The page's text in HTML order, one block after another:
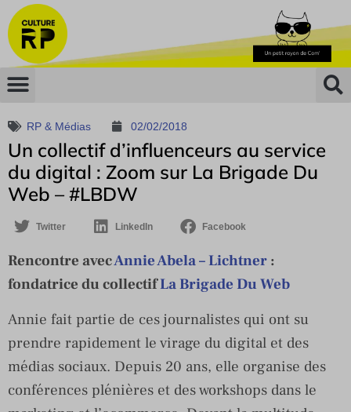
RP & Médias 02/02/2018
Un collectif d’influenceurs au service
du digital : Zoom sur La Brigade Du
Web – #LBDW
Twitter LinkedIn Facebook
Rencontre avecAnnie Abela – Lichtner :
fondatrice du collectifLa Brigade Du Web
Annie fait partie de ces journalistes qui ont su
prendre rapidement le virage du digital et des
médias sociaux. Depuis 20 ans, elle organise des
conférences plénières et des workshops dans le